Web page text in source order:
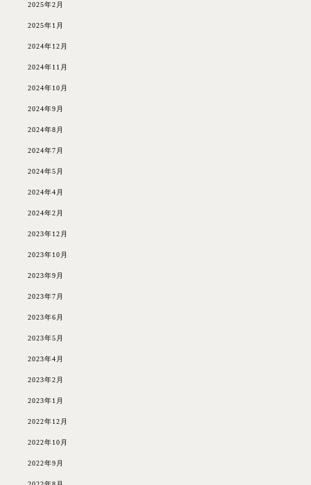
2025年2月
2025年1月
2024年12月
2024年11月
2024年10月
2024年9月
2024年8月
2024年7月
2024年5月
2024年4月
2024年2月
2023年12月
2023年10月
2023年9月
2023年7月
2023年6月
2023年5月
2023年4月
2023年2月
2023年1月
2022年12月
2022年10月
2022年9月